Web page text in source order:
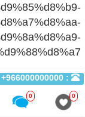
: 966000000000+
0
0